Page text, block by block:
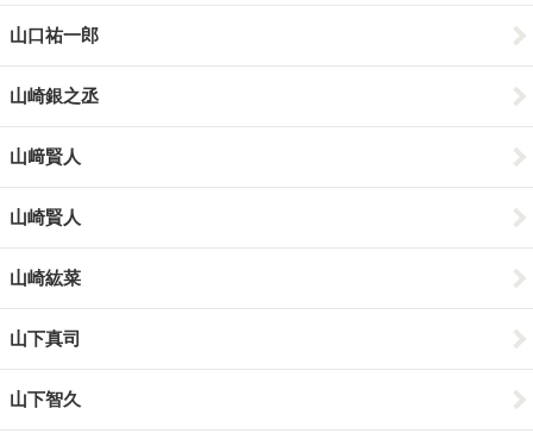
山口祐一郎
山崎銀之丞
山﨑賢人
山崎賢人
山崎紘菜
山下真司
山下智久